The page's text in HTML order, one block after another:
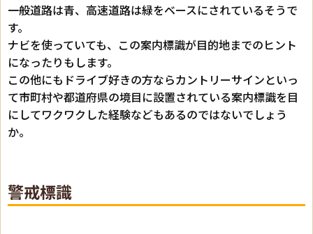
一般道路は青、高速道路は緑をベースにされているそうで
す。
ナビを使っていても、この案内標識が目的地までのヒント
になったりもします。
この他にもドライブ好きの方ならカントリーサインといっ
て市町村や都道府県の境目に設置されている案内標識を目
にしてワクワクした経験などもあるのではないでしょう
か。
警戒標識